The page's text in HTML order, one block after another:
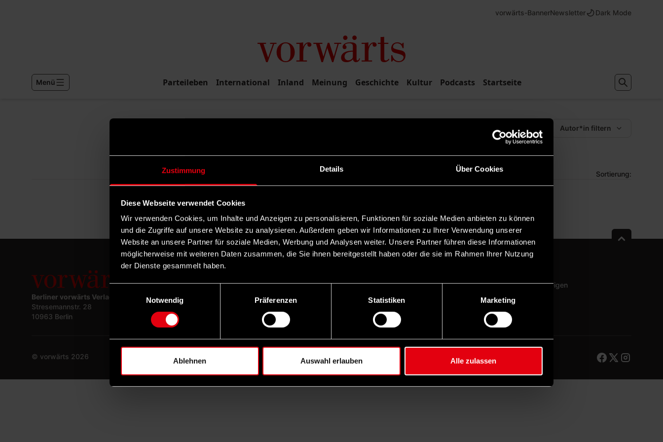
Zustimmung Details Über Cookies
Diese Webseite verwendet Cookies
Wir verwenden Cookies, um Inhalte und Anzeigen zu personalisieren, Funktionen für soziale Medien anbieten zu können
und die Zugriffe auf unsere Website zu analysieren. Außerdem geben wir Informationen zu Ihrer Verwendung unserer
Website an unsere Partner für soziale Medien, Werbung und Analysen weiter. Unsere Partner führen diese Informationen
möglicherweise mit weiteren Daten zusammen, die Sie ihnen bereitgestellt haben oder die sie im Rahmen Ihrer Nutzung
der Dienste gesammelt haben.
Notwendig
Präferenzen Statistiken Marketing
Ablehnen Auswahl erlauben Alle zulassen
vorwärts-BannerNewsletter Dark Mode
Menü Parteileben International Inland Meinung Geschichte Kultur Podcasts Startseite
Schlagwörter filtern Autor*in filtern
Sortierung:
Berliner vorwärts Verlagsgesellschaft mbH
Stresemannstr. 28
10963 Berlin
Datenschutz
Netiquette
Sponsoring & Anzeigen
© vorwärts 2026